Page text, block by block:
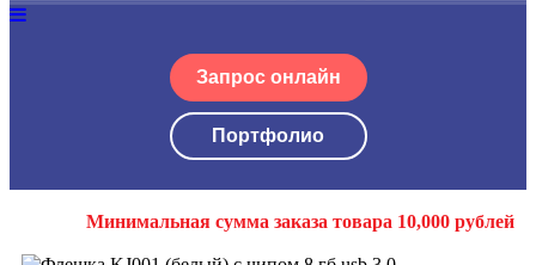
Запрос онлайн
Портфолио
Минимальная сумма заказа товара 10,000 рублей